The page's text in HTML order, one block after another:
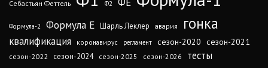
Себастьян Феттель Ф2
Формула-2 Формула Е Шарль Леклер авария гонка
квалификация коронавирус регламент сезон-2020 сезон-2021
сезон-2022 сезон-2024 сезон-2025 сезон-2026 тесты